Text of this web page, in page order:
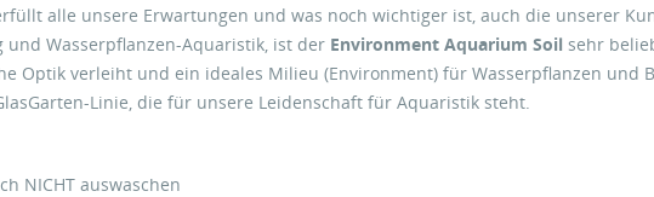
alle unsere Erwartungen und was noch wichtiger ist, auch die unserer
und Wasserpflanzen-Aquaristik, ist der Environment Aquarium Soil sehr
Optik verleiht und ein ideales Milieu (Environment) für Wasserpflanzen und
Linie, die für unsere Leidenschaft für Aquaristik steht.
NICHT auswaschen